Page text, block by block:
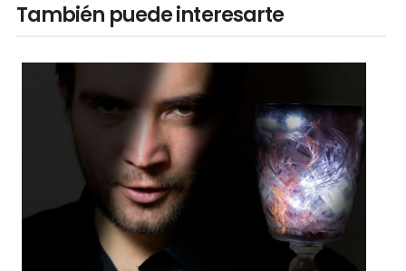
También puede interesarte